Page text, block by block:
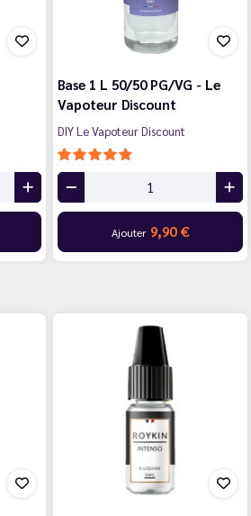
Base 1 L 50/50 PG/VG - Le
Vapoteur Discount
DIY Le Vapoteur Discount
Ajouter 9,90 €